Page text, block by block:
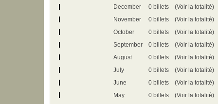
December 0 billets
(Voir la totalité)
November
0 billets
(Voir la totalité)
October
0 billets
(Voir la totalité)
September
0 billets
(Voir la totalité)
August
0 billets
(Voir la totalité)
July
0 billets
(Voir la totalité)
June
0 billets
(Voir la totalité)
May
0 billets
(Voir la totalité)